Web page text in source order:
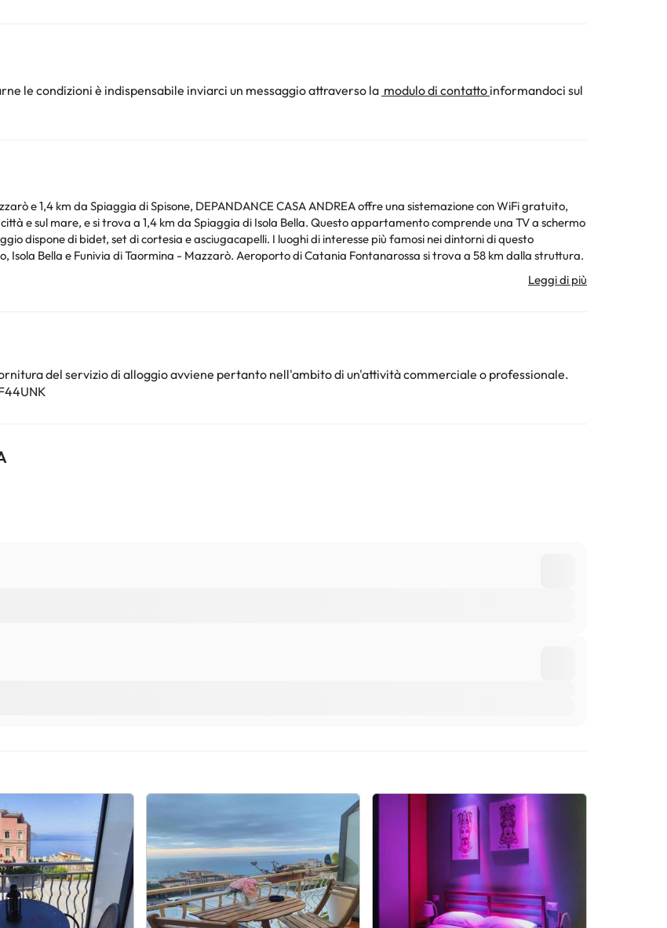
le condizioni è indispensabile inviarci un messaggio attraverso la modulo di contatto informandoci sul
e 1,4 km da Spiaggia di Spisone, DEPANDANCE CASA ANDREA offre una sistemazione con WiFi gratuito,
km da Spiaggia di Isola Bella. Questo appartamento comprende una TV a schermo
e asciugacapelli. I luoghi di interesse più famosi nei dintorni di questo
Isola Bella e Funivia di Taormina - Mazzarò. Aeroporto di Catania Fontanarossa si trova a 58 km dalla struttura.
o simili. Al check-in gli ospiti devono esibire un documento d'identità con foto e una carta di credito. Siete
contattaci.
del servizio di alloggio avviene pertanto nell'ambito di un'attività commerciale o professionale.